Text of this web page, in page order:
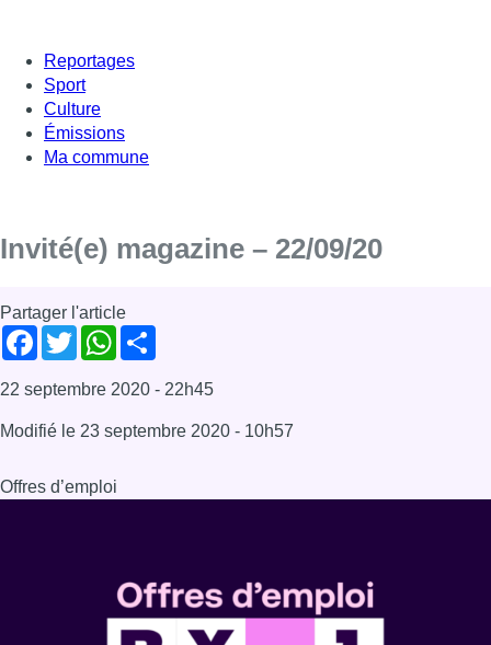
Reportages
Sport
Culture
Émissions
Ma commune
Invité(e) magazine – 22/09/20
Partager l'article
Facebook
TwitterWhatsApp
22 septembre 2020 - 22h45
Modifié le 23 septembre 2020 - 10h57
Offres d’emploi